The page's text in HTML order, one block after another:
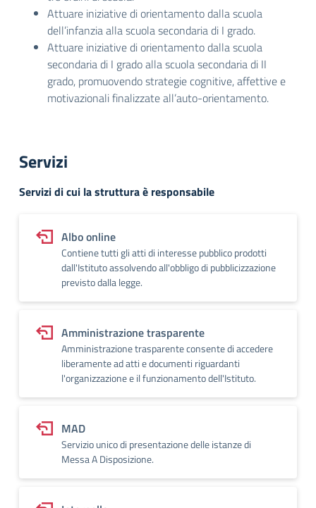
Attuare iniziative di orientamento dalla scuola
dell’infanzia alla scuola secondaria di I grado.
Attuare iniziative di orientamento dalla scuola
secondaria di I grado alla scuola secondaria di II
grado, promuovendo strategie cognitive, affettive e
motivazionali finalizzate all’auto-orientamento.
Servizi
Servizi di cui la struttura è responsabile
Albo online
Contiene tutti gli atti di interesse pubblico prodotti
dall'Istituto assolvendo all'obbligo di pubblicizzazione
previsto dalla legge.
Amministrazione trasparente
Amministrazione trasparente consente di accedere
liberamente ad atti e documenti riguardanti
l'organizzazione e il funzionamento dell'Istituto.
MAD
Servizio unico di presentazione delle istanze di
Messa A Disposizione.